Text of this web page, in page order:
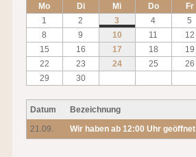
Mo Di Mi Do Fr
1
2 3 4 5
8
9 10 11 12
15
16 17 18 19
22
23 24 25 26
29
30
Datum Bezeichnung
21.09.
Wir haben ab 12:00 Uhr geöffnet